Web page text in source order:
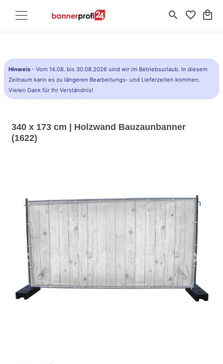
search favorite_border local_mall
Hinweis - Vom 14.08. bis 30.08.2026 sind wir im Betriebsurlaub. In diesem
Zeitraum kann es zu längeren Bearbeitungs- und Lieferzeiten kommen.
Vielen Dank für Ihr Verständnis!
340 x 173 cm | Holzwand Bauzaunbanner
(1622)
Previous Next